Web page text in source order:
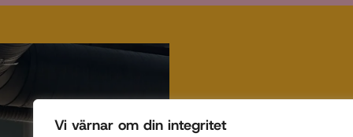
Vi värnar om din integritet